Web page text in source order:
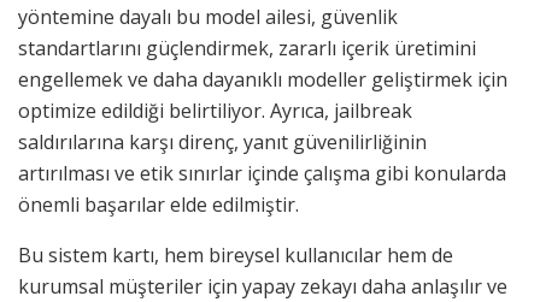
yöntemine dayalı bu model ailesi, güvenlik
standartlarını güçlendirmek, zararlı içerik üretimini
engellemek ve daha dayanıklı modeller geliştirmek için
optimize edildiği belirtiliyor. Ayrıca, jailbreak
saldırılarına karşı direnç, yanıt güvenilirliğinin
artırılması ve etik sınırlar içinde çalışma gibi konularda
önemli başarılar elde edilmiştir.
Bu sistem kartı, hem bireysel kullanıcılar hem de
kurumsal müşteriler için yapay zekayı daha anlaşılır ve